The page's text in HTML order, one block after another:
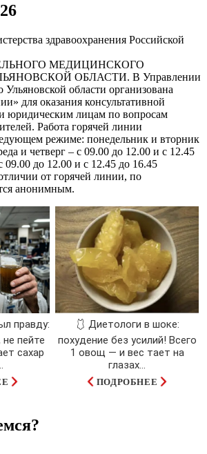
здравоохранения Росcийской
МЕДИЦИНСКОГО
ОБЛАСТИ. В Управлении
Ульяновской области организована
для оказания консультативной
юридическим лицам по вопросам
Работа горячей линии
режиме: понедельник и вторник
и четверг – с 09.00 до 12.00 и с 12.45
09.00 до 12.00 и с 12.45 до 16.45
от горячей линии, по
анонимным.
правду:
пейте
сахар
🩱 Диетологи в шоке:
похудение без усилий! Всего
1 овощ — и вес тает на
глазах…
ПОДРОБНЕЕ